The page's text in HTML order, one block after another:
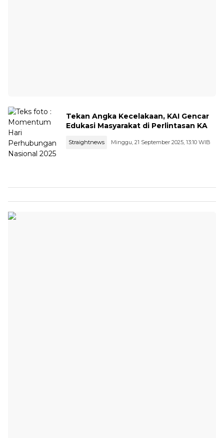
Tekan Angka Kecelakaan, KAI Gencar
Edukasi Masyarakat di Perlintasan KA
Straightnews Minggu, 21 September 2025, 13:10 WIB